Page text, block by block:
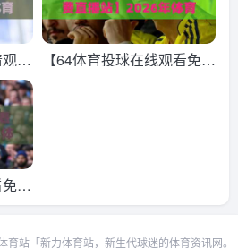
看
观
【64体育投球在线观看免费
费
的
育站「新力体育站，新生代球迷的体育资讯网。